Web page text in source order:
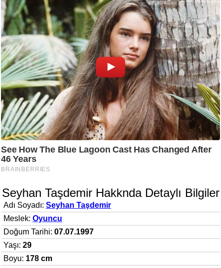
Seyhan Taşdemir Hakknda Detaylı Bilgiler
Adı Soyadı: Seyhan Taşdemir
Meslek: Oyuncu
Doğum Tarihi: 07.07.1997
Yaşı: 29
Boyu: 178 cm